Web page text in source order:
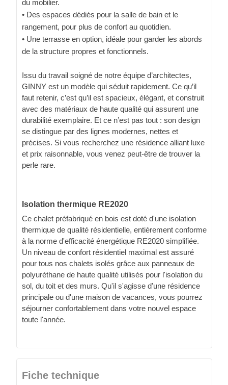
du mobilier.
• Des espaces dédiés pour la salle de bain et le
rangement, pour plus de confort au quotidien.
• Une terrasse en option, idéale pour garder les abords
de la structure propres et fonctionnels.
Issu du travail soigné de notre équipe d’architectes,
GINNY est un modèle qui séduit rapidement. Ce qu’il
faut retenir, c’est qu’il est spacieux, élégant, et construit
avec des matériaux de haute qualité qui assurent une
durabilité exemplaire. Et ce n’est pas tout : son design
se distingue par des lignes modernes, nettes et
précises. Si vous recherchez une résidence alliant luxe
et prix raisonnable, vous venez peut-être de trouver la
perle rare.
Isolation thermique RE2020
Ce chalet préfabriqué en bois est doté d'une isolation
thermique de qualité résidentielle, entièrement conforme
à la norme d'efficacité énergétique RE2020 simplifiée.
Un niveau de confort résidentiel maximal est assuré
pour tous nos chalets isolés grâce aux panneaux de
polyuréthane de haute qualité utilisés pour l'isolation du
sol, du toit et des murs. Qu'il s'agisse d'une résidence
principale ou d'une maison de vacances, vous pourrez
séjourner confortablement dans votre nouvel espace
toute l'année.
Fiche technique